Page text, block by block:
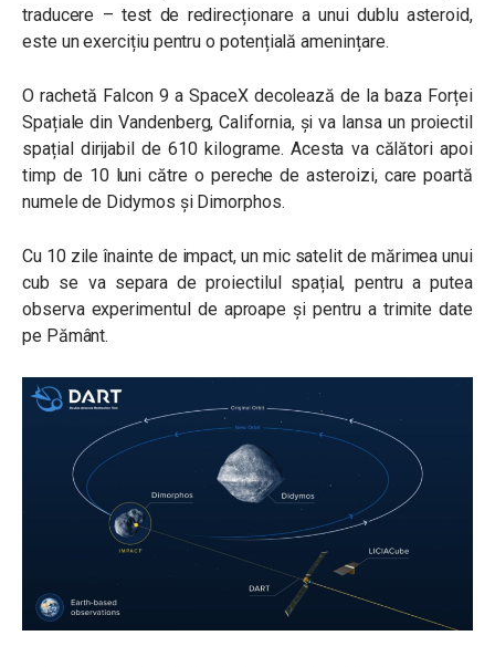
traducere – test de redirecționare a unui dublu asteroid,
este un exercițiu pentru o potențială amenințare.
O rachetă Falcon 9 a SpaceX decolează de la baza Forței
Spațiale din Vandenberg, California, și va lansa un proiectil
spațial dirijabil de 610 kilograme. Acesta va călători apoi
timp de 10 luni către o pereche de asteroizi, care poartă
numele de Didymos și Dimorphos.
Cu 10 zile înainte de impact, un mic satelit de mărimea unui
cub se va separa de proiectilul spațial, pentru a putea
observa experimentul de aproape și pentru a trimite date
pe Pământ.